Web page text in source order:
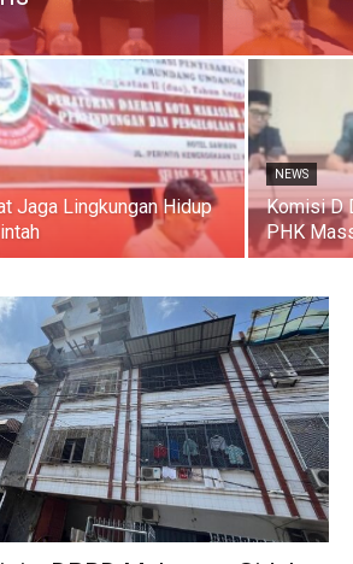
Jaga Lingkungan Hidup
NEWS
Komisi D
PHK